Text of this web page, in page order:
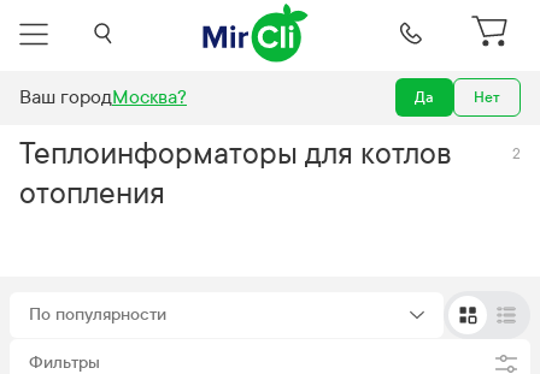
Ваш городМосква? Да Нет
КотлыАксессуары для отопления Теплоинформаторы
Теплоинформаторы для котлов
отопления
2
По популярности
Фильтры